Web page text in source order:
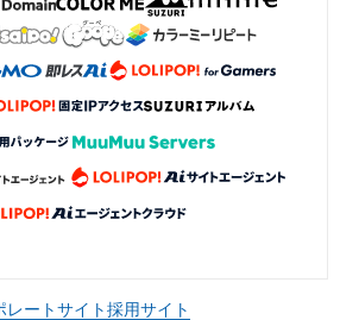
レートサイト採用サイト